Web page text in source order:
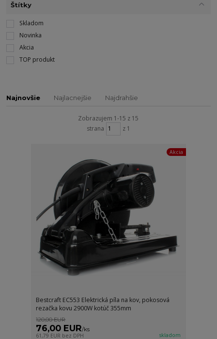
Štítky
Skladom
Novinka
Akcia
TOP produkt
Najnovšie Najlacnejšie Najdrahšie
Zobrazujem 1-15 z 15
strana
z 1
Akcia
Bestcraft EC553 Elektrická píla na kov, pokosová
rezačka kovu 2900W kotúč 355mm
120,00 EUR
76,00 EUR/ks
61,79 EUR bez DPH skladom